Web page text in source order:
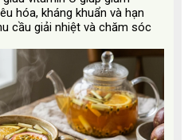
hóa, kháng khuẩn và hạn
cầu giải nhiệt và chăm sóc